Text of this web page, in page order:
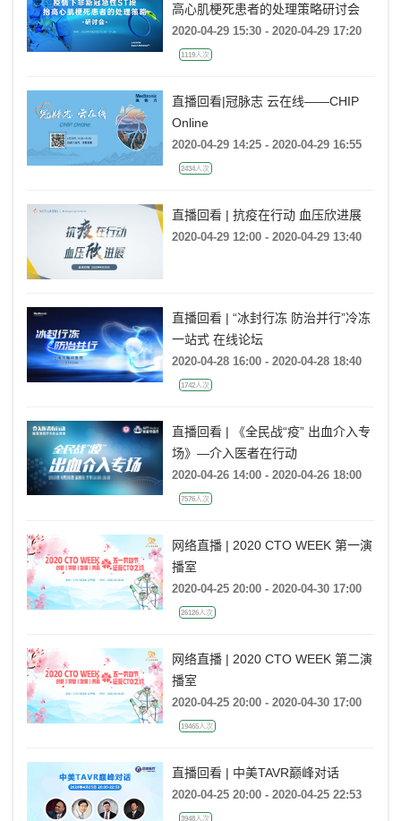
高心肌梗死患者的处理策略研讨会
2020-04-29 15:30 - 2020-04-29 17:20
1119人次
直播回看|冠脉志 云在线——CHIP
Online
2020-04-29 14:25 - 2020-04-29 16:55
2434人次
直播回看 | 抗疫在行动 血压欣进展
2020-04-29 12:00 - 2020-04-29 13:40
直播回看 | “冰封行冻 防治并行”冷冻
一站式 在线论坛
2020-04-28 16:00 - 2020-04-28 18:40
1742人次
直播回看 | 《全民战“疫” 出血介入专
场》—介入医者在行动
2020-04-26 14:00 - 2020-04-26 18:00
7576人次
网络直播 | 2020 CTO WEEK 第一演
播室
2020-04-25 20:00 - 2020-04-30 17:00
26126人次
网络直播 | 2020 CTO WEEK 第二演
播室
2020-04-25 20:00 - 2020-04-30 17:00
19465人次
直播回看 | 中美TAVR巅峰对话
2020-04-25 20:00 - 2020-04-25 22:53
3948人次